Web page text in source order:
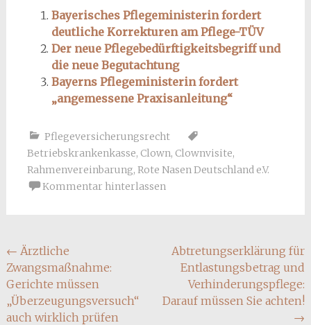
Bayerisches Pflegeministerin fordert
deutliche Korrekturen am Pflege-TÜV
Der neue Pflegebedürftigkeitsbegriff und
die neue Begutachtung
Bayerns Pflegeministerin fordert
„angemessene Praxisanleitung“
Pflegeversicherungsrecht
Betriebskrankenkasse, Clown, Clownvisite,
Rahmenvereinbarung, Rote Nasen Deutschland e.V.
Kommentar hinterlassen
Beitragsnavigation
← Ärztliche
Zwangsmaßnahme:
Gerichte müssen
„Überzeugungsversuch“
auch wirklich prüfen
Abtretungserklärung für
Entlastungsbetrag und
Verhinderungspflege:
Darauf müssen Sie achten!
→